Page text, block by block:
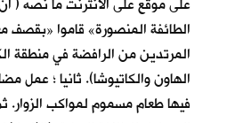
الطائفة المنصورة» قاموا «بقصف
المرتدين من الرافضة في منطقة
الهاون والكاتيوشا). ثانيا ؛ عمل
فيها طعام مسموم لمواكب